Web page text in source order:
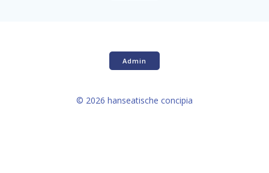
Admin
© 2026 hanseatische concipia